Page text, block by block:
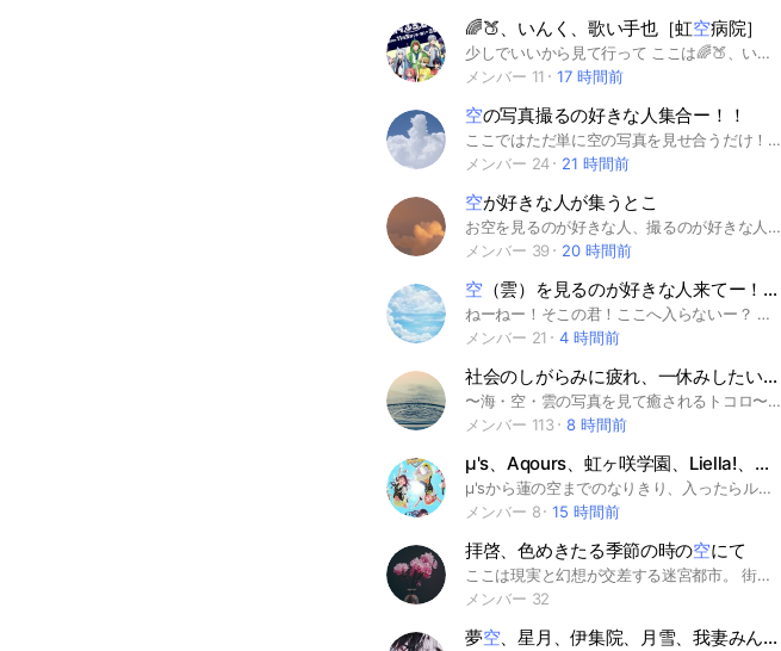
🌈🍑、いんく、歌い手也［虹空病院］
少しでいいから見て行って ここは🌈🍑、いんく、歌い手也［虹空病院］のオプだよ 今日はどんな患者さんや新しい先生が来るのかな 俺は、ここの病院に入院してるじゃぱぱだよ〜 あとは主に頼んだ 主でーす！ 簡単なルール（詳しく中） #荒らし、即抜け❌ #キャラになりきる #喧嘩❌ #地雷さんと初心者さんは回れ右 #必ず未定 #宣伝してくれる方 こんぐらいかな 中で待ってるよ ほら早く早く 楽しみすぎる まだ見てるの そんな君には特別に合言葉教えるよ 合言葉は［明日も生きれる？］だよ 基本、主は低浮上だよ でも、承認はするね ここからは🏷𓈒𓏸︎︎︎︎ #からぴち #いんく #歌い手 #恋愛
メンバー 11
17 時間前
空の写真撮るの好きな人集合ー！！
ここではただ単に空の写真を見せ合うだけ！空じゃない部屋もあるよ!あと1ヶ月に2回あるイベントも! 雑談も全然OK！！ 荒らしはやめてください。強制退会させます。 みんなでワイワイ楽しくやりましょー♪ #空#写真
メンバー 24
21 時間前
空が好きな人が集うとこ
お空を見るのが好きな人、撮るのが好きな人、天気に興味がある人、とりあえずお空が好きな人が集まるとこです。今の写真を送りあったり、雑談したり、アドバイスしあったりします。ぜひ気になれば入ってみてください。#写真#空#あいらぶ
メンバー 39
20 時間前
空（雲）を見るのが好きな人来てー！話そー！【雑談オプ】
ねーねー！そこの君！ここへ入らないー？ ここは空や景色（風景）を見るのが好きな人が来るとこだよー！ たぶん少ないと私は予想してるw でも、もし私と同じ人がいたらって思ってこのオプチャを作ったの！ 私は、1人で空を見て1人で興奮してるんだー(笑)でも、さすがに1人は寂しくて… それならオプチャで仲間と話せばいいんだ！と思って！名案でしょ？(笑) ⚠️注意事項⚠️ ここは空を見るのが好きな人しか入って行けません！！ 空は雲や星や月でもいいよ〜！ 景色を見る人が好きな人でもいいよ〜！（海、夜景などなど） そして、即抜け、荒らしはだめ！！！ ぜーったいにだめだからね！？ また、人をバカにする言葉を言わない！！私が絶対に許さないから！！！ 下ネタももっちろんだめだよ？ これ守れる人是非入ってーーー！！ もし空の写真を撮るコツとかがあったら教えて欲しいなぁ〜 #空 #雲 #星 #月 #海 #景色 #風景 #夜景 #空を見るのが好きな人 #雑談
メンバー 21
4 時間前
社会のしがらみに疲れ、一休みしたいときに
〜海・空・雲の写真を見て癒されるトコロ〜 入室されましたら、グランドルールをご一読ください。挨拶不要です。
メンバー 113
8 時間前
μ's、Aqours、虹ヶ咲学園、Liella!、蓮の
μ'sから蓮の空までのなりきり、入ったらルール等を確認お願いします。
メンバー 8
15 時間前
拝啓、色めきたる季節の時の空にて
ここは現実と幻想が交差する迷宮都市。 街並みは日常的でありながら季節と時間が都市や人々に異能的な影響を与え、裏側には不思議な力が流れる異空間が広がっている。 《春の朝》の国は命が芽吹き、植物や小動物が活発化し、治癒や成長の力が街を満たす。 《夏の昼》の国は太陽の熱と活力に包まれ、炎や雷の異能が暴走し、都市は熱気と喧騒に溢れる。 《秋の夕》の国は落ち葉と霧に彩られ、刹那的で幻想的な幻影や物の結晶化が顕現し、知恵や成果の力が働く。 《冬の夜》の国には静寂と冷気が街を覆い、氷や霜、過去の亡霊が現れ、隠された力や潜伏の異能が顕現する。 精霊などの人外も存在し、季節や時間の影響で性格や力が変化する。 都市は日常と非日常が入り混じり、美しくも不穏で神秘的な空間となり、過剰な異能や人外の力は時に現実そのものを歪めることさえある。 この世界では、季節と時間の流れが全ての力と物語を紡ぎ出す軸となっている。 ✧••┈┈┈┈┈┈••✧ 全也炉留必須部屋 ✧••┈┈┈┈┈┈••✧ 需要 ヘタリア（亜細亜、ASEAN）┋ダンガンロンパシリーズ（1、2）┋にじさんじ（VOLTACTION、VΔLZ）┋原神┋崩壊スターレイル┋ウマ娘┋宝石の国┋東方Project┋めめ村┋Dr.STONE（千空、龍水、フランソワ、クロム、羽京）┋刀剣乱舞┋Limbus company┋ツイステッドワンダーランド┋あんスタ（紅月、ALKALOID、Ra*bits）┋ ✧••┈┈┈┈┈┈••✧ #全也 #炉留 #炉留必須 #也 #nrkr
メンバー 32
夢空、星月、伊集院、月雪、我妻みんなで家族ごっこしよ！（なりきり）